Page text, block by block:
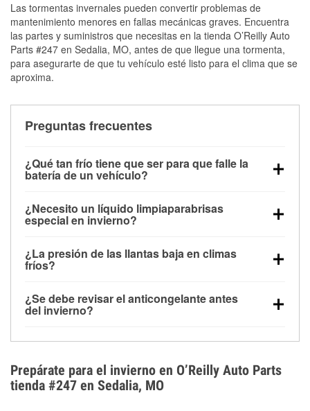
Las tormentas invernales pueden convertir problemas de
mantenimiento menores en fallas mecánicas graves. Encuentra
las partes y suministros que necesitas en la tienda O’Reilly Auto
Parts #247 en Sedalia, MO, antes de que llegue una tormenta,
para asegurarte de que tu vehículo esté listo para el clima que se
aproxima.
Preguntas frecuentes
¿Qué tan frío tiene que ser para que falle la
batería de un vehículo?
debajo de los 32 °F y puede perder hasta la mitad de
su potencia de arranque cerca de los 0 °F, lo que
arranque.
¿Necesito un líquido limpiaparabrisas
especial en invierno?
la congelación y ayuda a disolver la sal y la nieve
derretida en la carretera para mejorar la visibilidad.
¿La presión de las llantas baja en climas
fríos?
alrededor de 1 PSI por cada 10 °F que baja la
temperatura. Puedes obtener más información sobre
¿Se debe revisar el anticongelante antes
del invierno?
el sobrecalentamiento en condiciones de frío
extremo. Aprende cómo comprobar la protección
anticongelante en nuestra sección How-To.
Prepárate para el invierno en O’Reilly Auto Parts
tienda #247 en Sedalia, MO